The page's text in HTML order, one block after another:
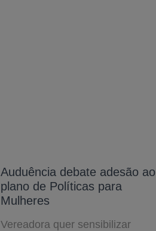
Auduência debate adesão ao
plano de Políticas para
Mulheres
Vereadora quer sensibilizar